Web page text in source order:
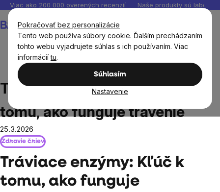
Pokračovať bez personalizácie
Tento web používa súbory cookie. Ďalším prechádzaním
tohto webu vyjadrujete súhlas s ich používaním. Viac
informáciítu.
Súhlasím
Nastavenie
Prejsť
obsah
Viac ako 200 000 overených recenzií Naše produkty sú
košík
Tráviace enzýmy: Kľúč k tomu, ako funguje trávenie
Tráviace enzýmy: Kľúč k
tomu, ako funguje trávenie
25.3.2026
Zdravie čriev
Tráviace enzýmy: Kľúč k
tomu, ako funguje